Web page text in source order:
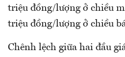
triệu đồng/lượng ở chiều
triệu đồng/lượng ở chiều
Chênh lệch giữa hai đầu